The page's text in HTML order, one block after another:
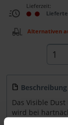
Lieferzeit:
Alternativen
Beschreibung
Das Visible
wird bei